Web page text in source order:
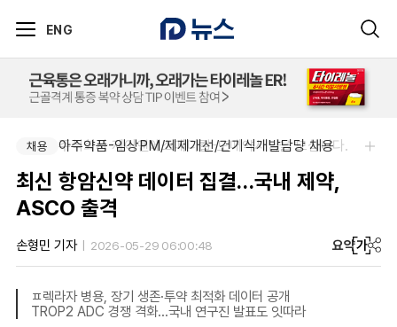
ENG
채용 주식회사 제이앤에스메디칼-도매약사님을 모십니다.
채용 아주약품-임상PM/제제개선/건기식개발담당 채용
최신 항암신약 데이터 집결…국내 제약,
ASCO 출격
손형민 기자 2026-05-29 06:00:48 요약가
ㅍ렉라자 병용, 장기 생존·투약 최적화 데이터 공개
TROP2 ADC 경쟁 격화…국내 연구진 발표도 잇따라